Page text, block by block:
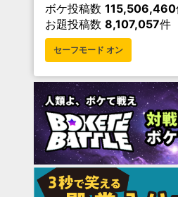
ボケ投稿数 115,506,460
お題投稿数 8,107,057件
セーフモード オン